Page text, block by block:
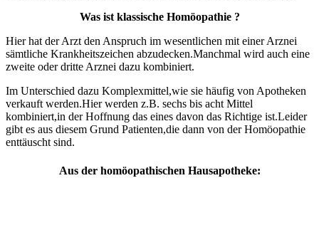
Was ist klassische Homöopathie ?
Hier hat der Arzt den Anspruch im wesentlichen mit einer Arznei
sämtliche Krankheitszeichen abzudecken.Manchmal wird auch eine
zweite oder dritte Arznei dazu kombiniert.
Im Unterschied dazu Komplexmittel,wie sie häufig von Apotheken
verkauft werden.Hier werden z.B. sechs bis acht Mittel
kombiniert,in der Hoffnung das eines davon das Richtige ist.Leider
gibt es aus diesem Grund Patienten,die dann von der Homöopathie
enttäuscht sind.
Aus der homöopathischen Hausapotheke: